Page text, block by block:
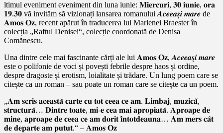
ltimul eveniment eveniment din luna iunie: 𝐌𝐢𝐞𝐫𝐜𝐮𝐫𝐢, 𝟑𝟎 𝐢𝐮𝐧𝐢𝐞, 𝐨𝐫𝐚
𝟏𝟗.𝟑𝟎 vă invităm să vizionați lansarea romanului 𝑨𝒄𝒆𝒆𝒂𝒔̦𝒊 𝒎𝒂𝒓𝒆 de
𝐀𝐦𝐨𝐬 𝐎𝐳, recent apărut în traducerea lui Marlenei Braester în
colecția „Raftul Denisei“, colecție coordonată de Denisa
Comănescu.
Una dintre cele mai fascinante cărți ale lui 𝐀𝐦𝐨𝐬 𝐎𝐳, 𝑨𝒄𝒆𝒆𝒂𝒔̦𝒊 𝒎𝒂𝒓𝒆
este o polifonie de voci și povești febrile despre haos și ordine,
despre dragoste și erotism, loialitate și trădare. Un lung poem care se
citește ca un roman – sau poate un roman care se citește ca un poem.
„𝐀𝐦 𝐬𝐜𝐫𝐢𝐬 𝐚𝐜𝐞𝐚𝐬𝐭𝐚̆ 𝐜𝐚𝐫𝐭𝐞 𝐜𝐮 𝐭𝐨𝐭 𝐜𝐞𝐞𝐚 𝐜𝐞 𝐚𝐦. 𝐋𝐢𝐦𝐛𝐚𝐣, 𝐦𝐮𝐳𝐢𝐜𝐚̆,
𝐬𝐭𝐫𝐮𝐜𝐭𝐮𝐫𝐚̆… 𝐃𝐢𝐧𝐭𝐫𝐞 𝐭𝐨𝐚𝐭𝐞, 𝐦𝐢-𝐞 𝐜𝐞𝐚 𝐦𝐚𝐢 𝐚𝐩𝐫𝐨𝐩𝐢𝐚𝐭𝐚̆. 𝐀𝐩𝐫𝐨𝐚𝐩𝐞 𝐝𝐞
𝐦𝐢𝐧𝐞, 𝐚𝐩𝐫𝐨𝐚𝐩𝐞 𝐝𝐞 𝐜𝐞𝐞𝐚 𝐜𝐞 𝐚𝐦 𝐝𝐨𝐫𝐢𝐭 𝐢̂𝐧𝐭𝐨𝐭𝐝𝐞𝐚𝐮𝐧𝐚… 𝐀𝐦 𝐦𝐞𝐫𝐬 𝐜𝐚̂𝐭
𝐝𝐞 𝐝𝐞𝐩𝐚𝐫𝐭𝐞 𝐚𝐦 𝐩𝐮𝐭𝐮𝐭.“ – 𝐀𝐦𝐨𝐬 𝐎𝐳